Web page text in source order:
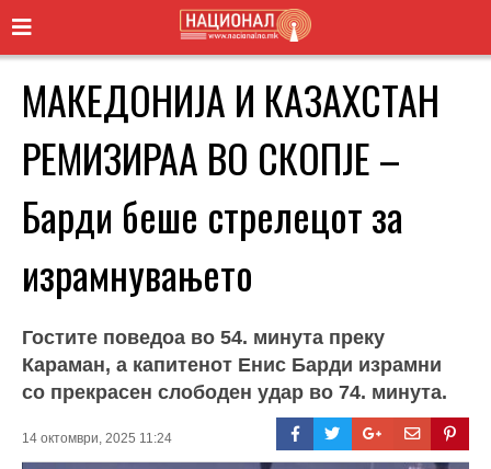
МАКЕДОНИЈА И КАЗАХСТАН
РЕМИЗИРАА ВО СКОПЈЕ –
Барди беше стрелецот за
израмнувањето
Гостите поведоа во 54. минута преку
Караман, а капитенот Енис Барди израмни
со прекрасен слободен удар во 74. минута.
14 октомври, 2025 11:24